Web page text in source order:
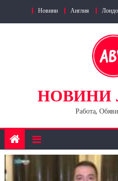
Новини Англия
НОВИНИ
Работа,